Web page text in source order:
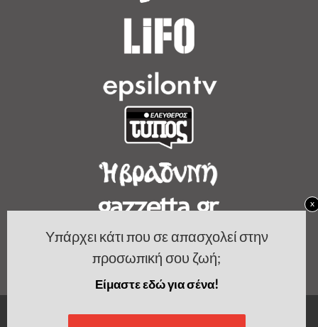
Copyright by Women's Bible.
Υπάρχει κάτι που σε απασχολεί στην
προσωπική σου ζωή;
Είμαστε εδώ για σένα!
x